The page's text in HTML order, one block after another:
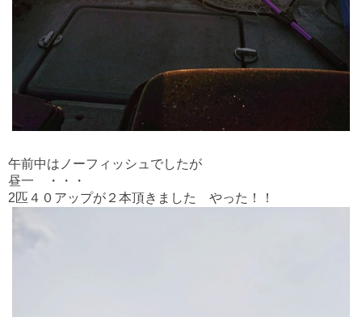
午前中はノーフィッシュでしたが
昼一 ・・・
2匹４０アップが２本頂きました やった！！